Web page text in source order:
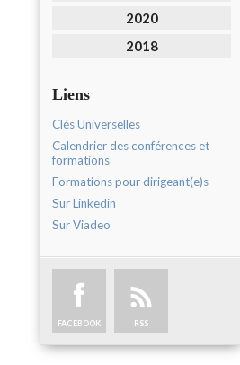
2020
2018
Liens
Clés Universelles
Calendrier des conférences et
formations
Formations pour dirigeant(e)s
Sur Linkedin
Sur Viadeo
FACEBOOK RSS